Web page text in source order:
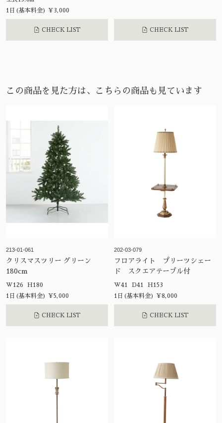
1日(基本料金) ¥3,000
CHECK LIST CHECK LIST
この商品を見た方は、こちらの商品も見ています
213-01-061
クリスマスツリー グリーン
180cm
W126 H180
1日(基本料金) ¥5,000
CHECK LIST
202-03-079
フロアライト プリーツシェー
ド スクエアテーブル付
W41 D41 H153
1日(基本料金) ¥8,000
CHECK LIST